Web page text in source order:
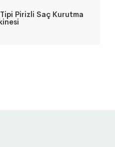
Pirizli Saç Kurutma